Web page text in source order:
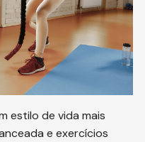
estilo de vida mais
e exercícios